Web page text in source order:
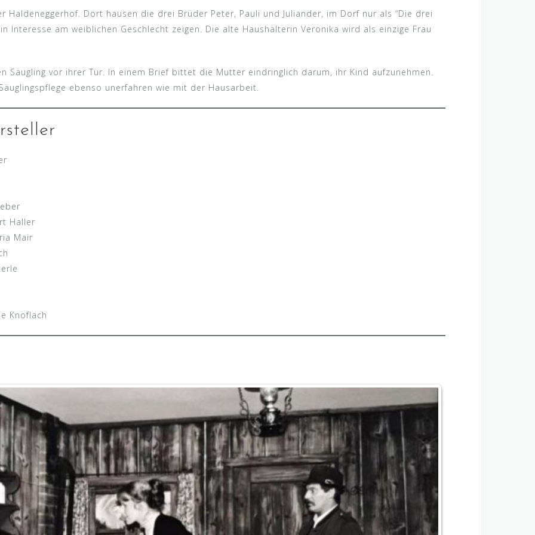
Haldeneggerhof. Dort hausen die drei Brüder Peter, Pauli und Juliander, im Dorf nur als “Die drei
Interesse am weiblichen Geschlecht zeigen. Die alte Haushälterin Veronika wird als einzige Frau
Säugling vor ihrer Tür. In einem Brief bittet die Mutter eindringlich darum, ihr Kind aufzunehmen.
ebenso unerfahren wie mit der Hausarbeit.
Haller
Mair
Knoflach